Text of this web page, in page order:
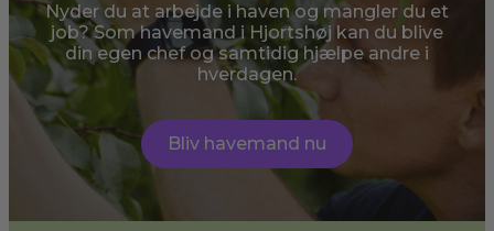
Nyder du at arbejde i haven og mangler du et
job? Som havemand i Hjortshøj kan du blive
din egen chef og samtidig hjælpe andre i
hverdagen.
Bliv havemand nu